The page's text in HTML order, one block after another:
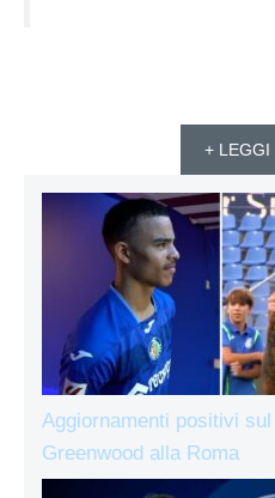
+ LEGGI
Aggiornamenti positivi
Greenwood alla Roma